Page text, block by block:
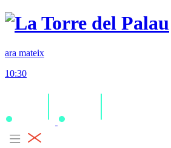
ara mateix
10:30